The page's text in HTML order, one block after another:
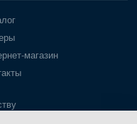
магазин